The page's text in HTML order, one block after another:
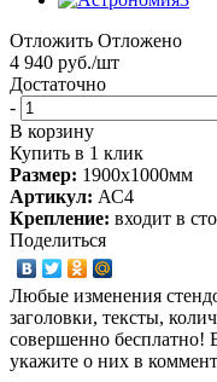
Отложить Отложено
4 940 руб./шт
Достаточно
-
В корзину
Купить в 1 клик
Размер: 1900х1000мм
Артикул: АС4
Крепление: входит в
Поделиться
Любые изменения
заголовки, тексты,
совершенно бесплатно!
укажите о них в